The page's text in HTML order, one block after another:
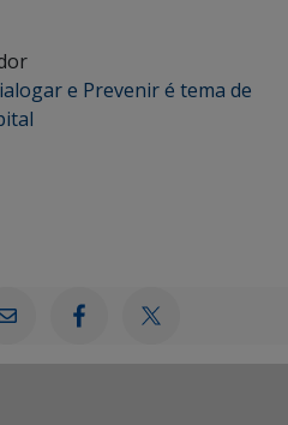
e Prevenir é tema de